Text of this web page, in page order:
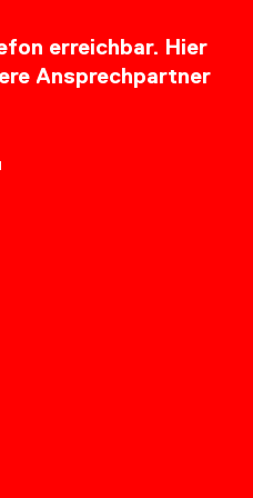
erreichbar. Hier
Ansprechpartner